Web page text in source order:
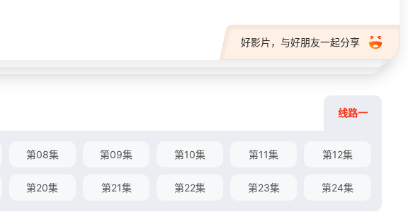
好影片，与好朋友一起分享
线路一
第08集 第09集 第10集 第11集 第12集
第20集 第21集 第22集 第23集 第24集